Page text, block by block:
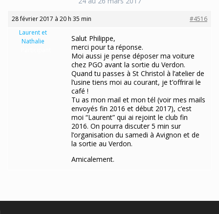
28 février 2017 à 20 h 35 min
#4516
Laurent et
Nathalie
Salut Philippe,
merci pour ta réponse.
Moi aussi je pense déposer ma voiture
chez PGO avant la sortie du Verdon.
Quand tu passes à St Christol à l’atelier de
l’usine tiens moi au courant, je t’offrirai le
café !
Tu as mon mail et mon tél (voir mes mails
envoyés fin 2016 et début 2017), c’est
moi “Laurent” qui ai rejoint le club fin
2016. On pourra discuter 5 min sur
l’organisation du samedi à Avignon et de
la sortie au Verdon.
Amicalement.